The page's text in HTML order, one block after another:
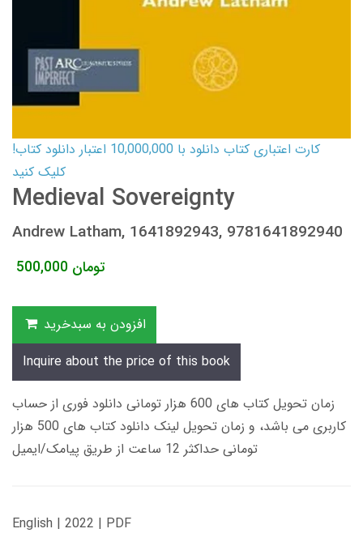
کارت اعتباری کتاب دانلود با 10,000,000 اعتبار دانلود کتاب!
کلیک کنید
Medieval Sovereignty
Andrew Latham, 1641892943, 9781641892940
500,000 تومان
افزودن به سبدخرید
Inquire about the price of this book
زمان تحویل کتاب های 600 هزار تومانی دانلود فوری از حساب
کاربری می باشد، و زمان تحویل لینک دانلود کتاب های 500 هزار
تومانی حداکثر 12 ساعت از طریق پیامک/ایمیل
English | 2022 | PDF